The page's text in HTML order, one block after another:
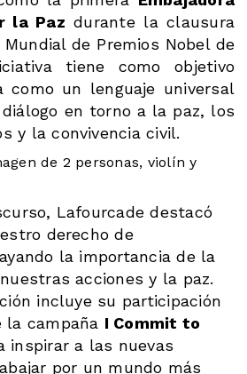
la Paz durante la clausura
de Premios Nobel de
tiene como objetivo
como un lenguaje universal
en torno a la paz, los
y la convivencia civil.
Lafourcade destacó
derecho de
la importancia de la
acciones y la paz.
incluye su participación
la campaña I Commit to
inspirar a las nuevas
por un mundo más